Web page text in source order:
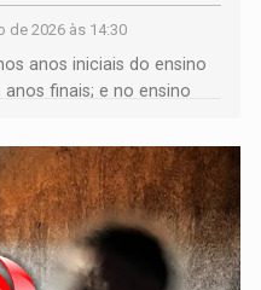
de 2026 às 14:30
anos iniciais do ensino
finais; e no ensino